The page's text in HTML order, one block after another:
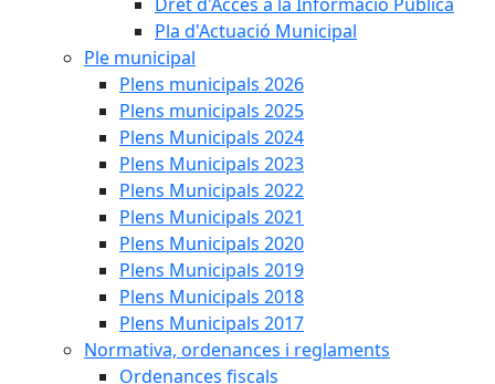
Pla d'Actuació Municipal
Ple municipal
Plens municipals 2026
Plens municipals 2025
Plens Municipals 2024
Plens Municipals 2023
Plens Municipals 2022
Plens Municipals 2021
Plens Municipals 2020
Plens Municipals 2019
Plens Municipals 2018
Plens Municipals 2017
Normativa, ordenances i reglaments
Ordenances fiscals